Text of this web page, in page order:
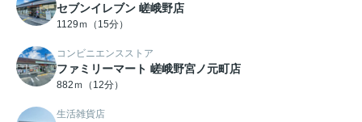
セブンイレブン 嵯峨野店
1129ｍ（15分）
コンビニエンスストア
ファミリーマート 嵯峨野宮ノ元町店
882ｍ（12分）
生活雑貨店